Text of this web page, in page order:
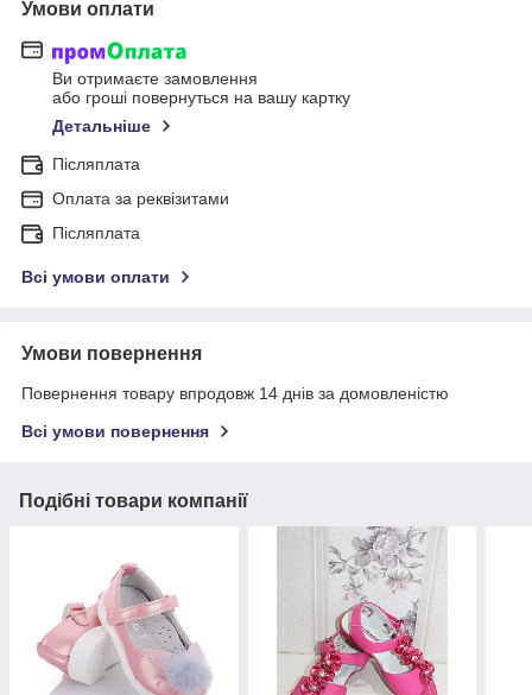
Умови оплати
Ви отримаєте замовлення
або гроші повернуться на вашу картку
Детальніше
Післяплата
Оплата за реквізитами
Післяплата
Всі умови оплати
Умови повернення
Повернення товару впродовж 14 днів за домовленістю
Всі умови повернення
Подібні товари компанії